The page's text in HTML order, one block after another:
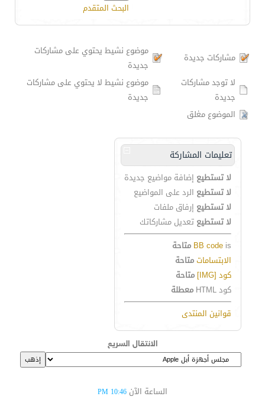
البحث المتقدم
مشاركات جديدة
موضوع نشيط يحتوي على مشاركات
جديدة
لا توجد مشاركات
جديدة
موضوع نشيط لا يحتوي على مشاركات
جديدة
الموضوع مغلق
تعليمات المشاركة
لا تستطيع إضافة مواضيع جديدة
لا تستطيع الرد على المواضيع
لا تستطيع إرفاق ملفات
لا تستطيع تعديل مشاركاتك
BB code is
متاحة
الابتساماتمتاحة
كود [IMG]
متاحة
كود HTML
معطلة
قوانين المنتدى
الانتقال السريع
الساعة الآن 10:46 PM